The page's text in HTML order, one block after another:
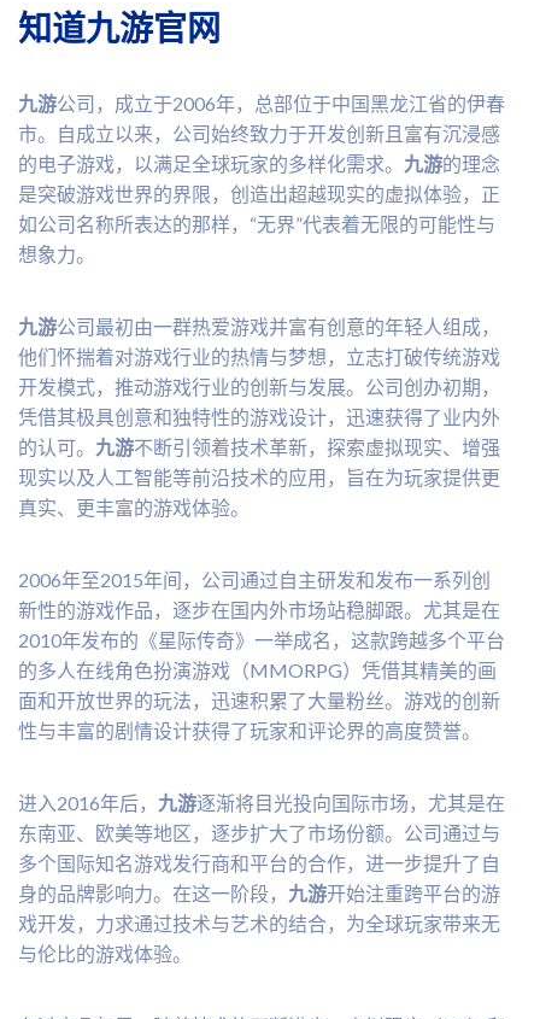
知道九游官网
九游公司，成立于2006年，总部位于中国黑龙江省的伊春
市。自成立以来，公司始终致力于开发创新且富有沉浸感
的电子游戏，以满足全球玩家的多样化需求。 九游的理念
是突破游戏世界的界限，创造出超越现实的虚拟体验，正
如公司名称所表达的那样，“无界”代表着无限的可能性与
想象力。
九游公司最初由一群热爱游戏并富有创意的年轻人组成，
他们怀揣着对游戏行业的热情与梦想，立志打破传统游戏
开发模式，推动游戏行业的创新与发展。公司创办初期，
凭借其极具创意和独特性的游戏设计，迅速获得了业内外
的认可。 九游不断引领着技术革新，探索虚拟现实、增强
现实以及人工智能等前沿技术的应用，旨在为玩家提供更
真实、更丰富的游戏体验。
2006年至2015年间，公司通过自主研发和发布一系列创
新性的游戏作品，逐步在国内外市场站稳脚跟。尤其是在
2010年发布的《星际传奇》一举成名，这款跨越多个平台
的多人在线角色扮演游戏（MMORPG）凭借其精美的画
面和开放世界的玩法，迅速积累了大量粉丝。游戏的创新
性与丰富的剧情设计获得了玩家和评论界的高度赞誉。
进入2016年后， 九游逐渐将目光投向国际市场，尤其是在
东南亚、欧美等地区，逐步扩大了市场份额。公司通过与
多个国际知名游戏发行商和平台的合作，进一步提升了自
身的品牌影响力。在这一阶段， 九游开始注重跨平台的游
戏开发，力求通过技术与艺术的结合，为全球玩家带来无
与伦比的游戏体验。